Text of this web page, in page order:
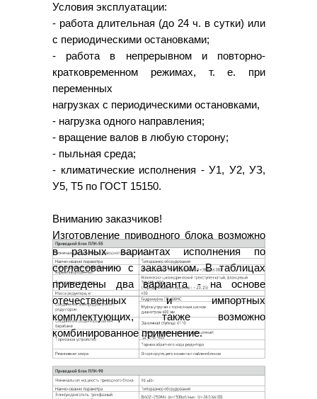
Условия эксплуатации:
- работа длительная (до 24 ч. в сутки) или
с периодическими остановками;
- работа в непрерывном и повторно-
кратковременном режимах, т. е. при
переменных
нагрузках с периодическими остановками,
- нагрузка одного направления;
- вращение валов в любую сторону;
- пыльная среда;
- климатические исполнения - У1, У2, УЗ,
У5, Т5 по ГОСТ 15150.
Вниманию заказчиков!
Изготовление приводного блока возможно
в разных вариантах исполнения по
согласованию с заказчиком. В таблицах
приведены два варианта - на основе
отечественных и импортных
комплектующих, также возможно
комбинированное применение.